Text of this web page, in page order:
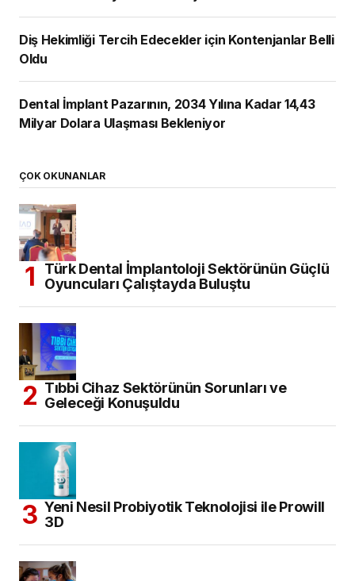
Diş Hekimliği Tercih Edecekler için Kontenjanlar Belli
Oldu
Dental İmplant Pazarının, 2034 Yılına Kadar 14,43
Milyar Dolara Ulaşması Bekleniyor
ÇOK OKUNANLAR
Türk Dental İmplantoloji Sektörünün Güçlü
Oyuncuları Çalıştayda Buluştu
Tıbbi Cihaz Sektörünün Sorunları ve
Geleceği Konuşuldu
Yeni Nesil Probiyotik Teknolojisi ile Prowill
3D